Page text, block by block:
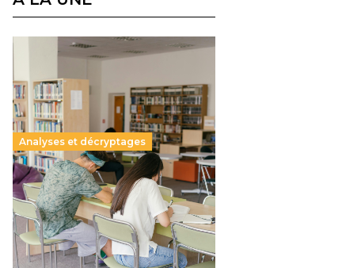
Analyses et décryptages
Supérieur privé : une dérive
qui met à mal la promesse
républicaine
11 juillet 2026- National
Le projet de loi sur la régulation de